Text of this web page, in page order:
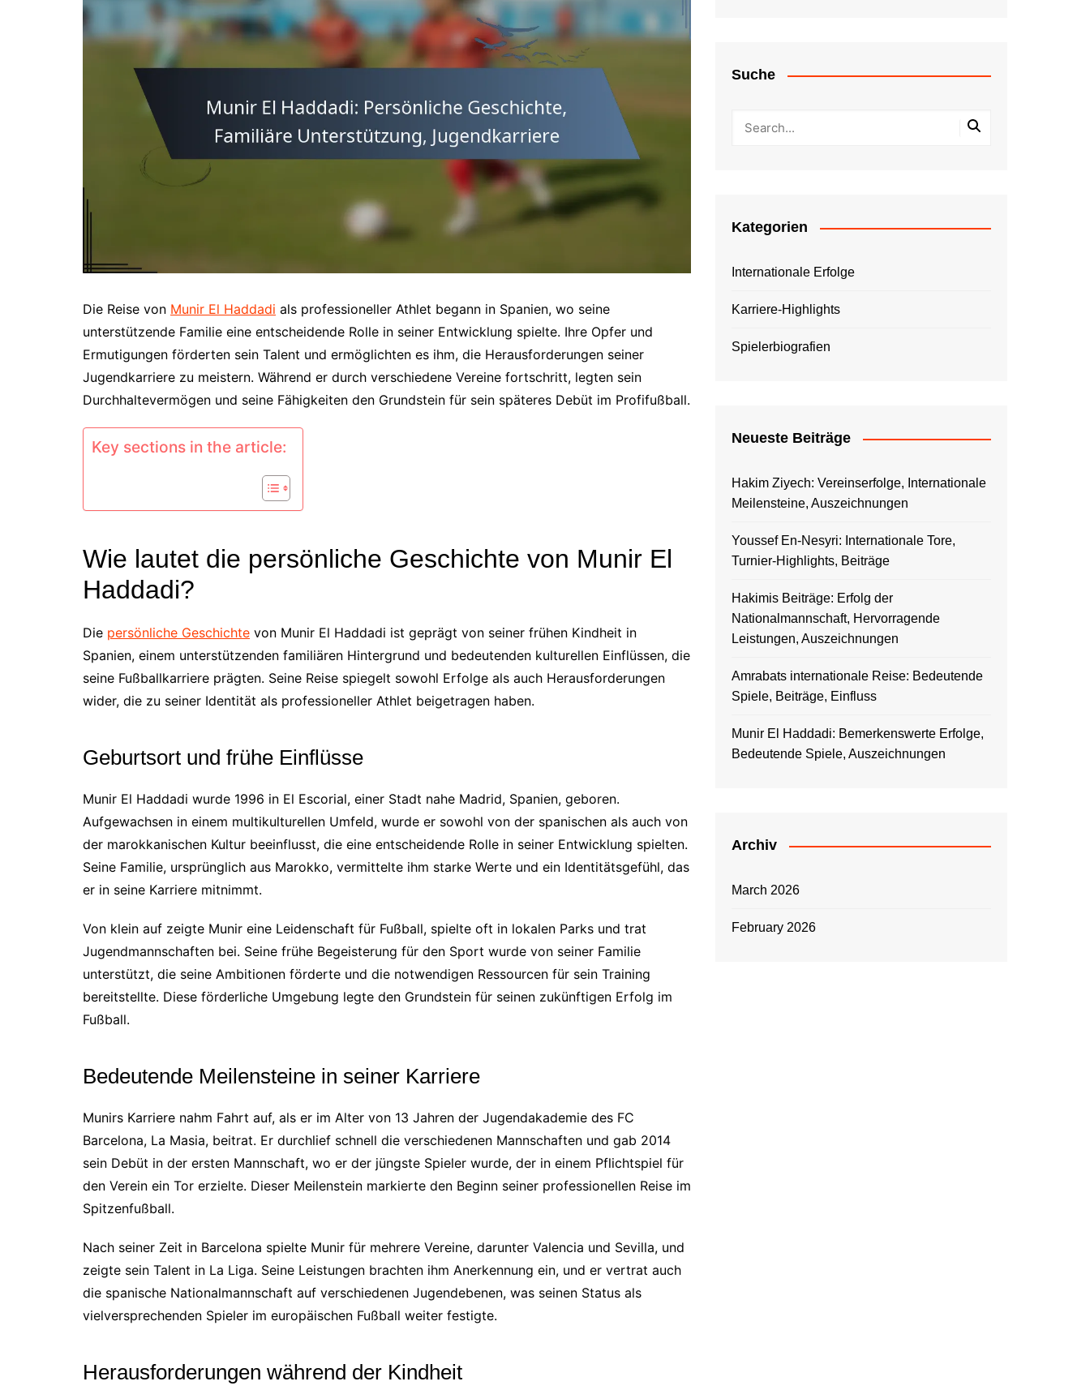
German (DE)
Spanish (ES)
Czech (CZ)
German (AT)
French (FR)
English (GB)
German (CH)
Japanese (JP)
Dutch (NL)
English (NZ)
Finnish (FI)
Dutch (BE)
Estonian (EE)
Swedish (SE)
Die Reise von Munir El Haddadi als professioneller Athlet begann in Spanien, wo seine
unterstützende Familie eine entscheidende Rolle in seiner Entwicklung spielte. Ihre Opfer und
Ermutigungen förderten sein Talent und ermöglichten es ihm, die Herausforderungen seiner
Jugendkarriere zu meistern. Während er durch verschiedene Vereine fortschritt, legten sein
Durchhaltevermögen und seine Fähigkeiten den Grundstein für sein späteres Debüt im Profifußball.
Key sections in the article:
Wie lautet die persönliche Geschichte von Munir El
Haddadi?
Die persönliche Geschichte von Munir El Haddadi ist geprägt von seiner frühen Kindheit in
Spanien, einem unterstützenden familiären Hintergrund und bedeutenden kulturellen Einflüssen, die
seine Fußballkarriere prägten. Seine Reise spiegelt sowohl Erfolge als auch Herausforderungen
wider, die zu seiner Identität als professioneller Athlet beigetragen haben.
Geburtsort und frühe Einflüsse
Munir El Haddadi wurde 1996 in El Escorial, einer Stadt nahe Madrid, Spanien, geboren.
Aufgewachsen in einem multikulturellen Umfeld, wurde er sowohl von der spanischen als auch von
der marokkanischen Kultur beeinflusst, die eine entscheidende Rolle in seiner Entwicklung spielten.
Seine Familie, ursprünglich aus Marokko, vermittelte ihm starke Werte und ein Identitätsgefühl, das
er in seine Karriere mitnimmt.
Von klein auf zeigte Munir eine Leidenschaft für Fußball, spielte oft in lokalen Parks und trat
Jugendmannschaften bei. Seine frühe Begeisterung für den Sport wurde von seiner Familie
unterstützt, die seine Ambitionen förderte und die notwendigen Ressourcen für sein Training
bereitstellte. Diese förderliche Umgebung legte den Grundstein für seinen zukünftigen Erfolg im
Fußball.
Bedeutende Meilensteine in seiner Karriere
Munirs Karriere nahm Fahrt auf, als er im Alter von 13 Jahren der Jugendakademie des FC
Barcelona, La Masia, beitrat. Er durchlief schnell die verschiedenen Mannschaften und gab 2014
sein Debüt in der ersten Mannschaft, wo er der jüngste Spieler wurde, der in einem Pflichtspiel für
den Verein ein Tor erzielte. Dieser Meilenstein markierte den Beginn seiner professionellen Reise im
Spitzenfußball.
Nach seiner Zeit in Barcelona spielte Munir für mehrere Vereine, darunter Valencia und Sevilla, und
zeigte sein Talent in La Liga. Seine Leistungen brachten ihm Anerkennung ein, und er vertrat auch
die spanische Nationalmannschaft auf verschiedenen Jugendebenen, was seinen Status als
vielversprechenden Spieler im europäischen Fußball weiter festigte.
Herausforderungen während der Kindheit
Suche
Kategorien
Internationale Erfolge
Karriere-Highlights
Spielerbiografien
Neueste Beiträge
Hakim Ziyech: Vereinserfolge, Internationale
Meilensteine, Auszeichnungen
Youssef En-Nesyri: Internationale Tore,
Turnier-Highlights, Beiträge
Hakimis Beiträge: Erfolg der
Nationalmannschaft, Hervorragende
Leistungen, Auszeichnungen
Amrabats internationale Reise: Bedeutende
Spiele, Beiträge, Einfluss
Munir El Haddadi: Bemerkenswerte Erfolge,
Bedeutende Spiele, Auszeichnungen
Archiv
March 2026
February 2026